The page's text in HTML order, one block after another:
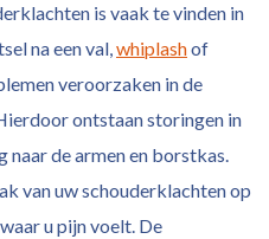
is vaak te vinden in
na een val,whiplashof
veroorzaken in de
ontstaan storingen in
de armen en borstkas.
van uw schouderklachten op
u pijn voelt. De